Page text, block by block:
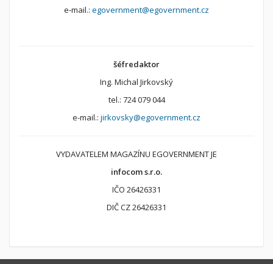
e-mail.: egovernment@egovernment.cz
šéfredaktor
Ing. Michal Jirkovský
tel.: 724 079 044
e-mail.: jirkovsky@egovernment.cz
VYDAVATELEM MAGAZÍNU EGOVERNMENT JE
infocom s.r.o.
IČO 26426331
DIČ CZ 26426331